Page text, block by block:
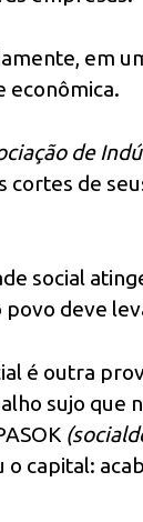
em
econômica.
de
cortes de
social
povo deve
é outra
sujo que
capital: